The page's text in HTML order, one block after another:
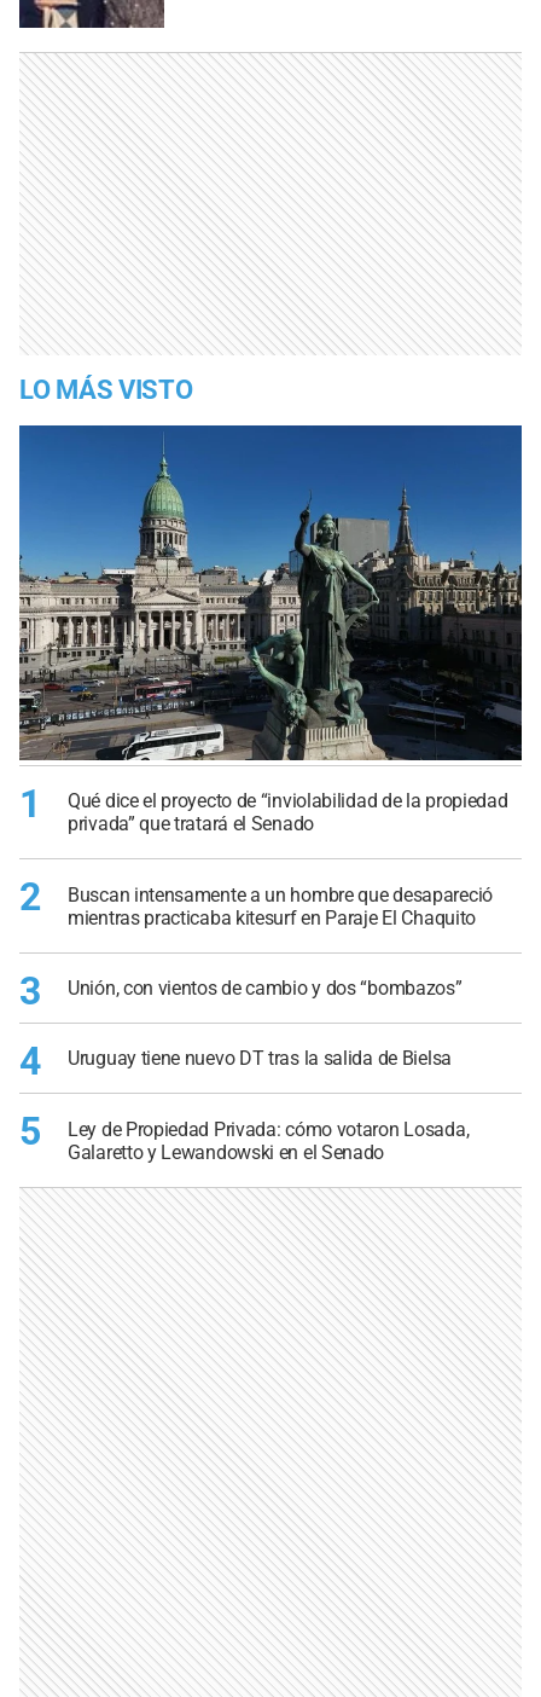
LO MÁS VISTO
1
Qué dice el proyecto de “inviolabilidad de la propiedad
privada” que tratará el Senado
2
Buscan intensamente a un hombre que desapareció
mientras practicaba kitesurf en Paraje El Chaquito
3 Unión, con vientos de cambio y dos “bombazos”
4 Uruguay tiene nuevo DT tras la salida de Bielsa
5
Ley de Propiedad Privada: cómo votaron Losada,
Galaretto y Lewandowski en el Senado